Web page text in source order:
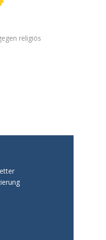
religiös